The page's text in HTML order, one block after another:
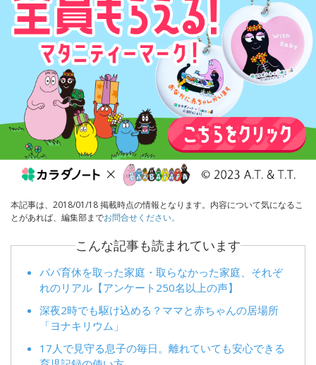
本記事は、2018/01/18 掲載時点の情報となります。内容について気になるこ
とがあれば、編集部までお問合せください。
こんな記事も読まれています
パパ育休を取った家庭・取らなかった家庭、それぞ
れのリアル【アンケート250名以上の声】
深夜2時でも駆け込める？ママと赤ちゃんの居場所
「ヨナキリウム」
17人で見守る息子の毎日。離れていても安心できる